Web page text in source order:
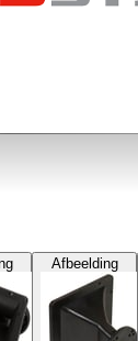
Afbeelding